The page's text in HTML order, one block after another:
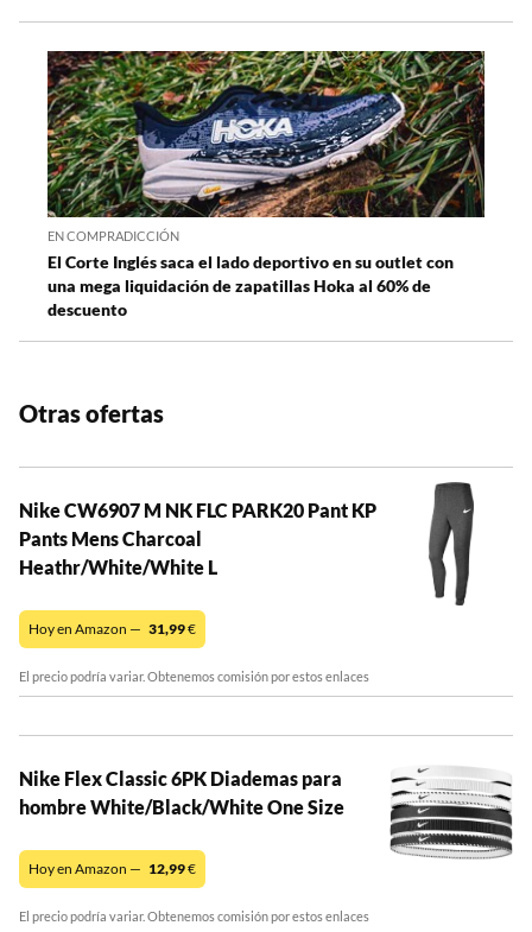
EN COMPRADICCIÓN
El Corte Inglés saca el lado deportivo en su outlet con
una mega liquidación de zapatillas Hoka al 60% de
descuento
Otras ofertas
Nike CW6907 M NK FLC PARK20 Pant KP
Pants Mens Charcoal
Heathr/White/White L
Hoy en Amazon — 31,99€
El precio podría variar. Obtenemos comisión por estos enlaces
Nike Flex Classic 6PK Diademas para
hombre White/Black/White One Size
Hoy en Amazon — 12,99€
El precio podría variar. Obtenemos comisión por estos enlaces